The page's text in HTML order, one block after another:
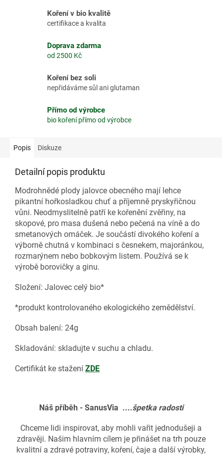
Koření v bio kvalitě
certifikace a kvalita
Doprava zdarma
od 2500 Kč
Koření bez soli
nepřidáváme sůl ani glutaman
Přímo od výrobce
bio koření přímo od výrobce
Popis Diskuze
Detailní popis produktu
Modrohnědé plody jalovce obecného mají lehce
pikantní hořkosladkou chuť a příjemně pryskyřičnou
vůni. Neodmyslitelně patří ke kořenění zvěřiny, na
skopové, pro masa dušená nebo pečená na víně a do
smetanových omáček. Je součástí divokého koření a
výborně chutná v kombinaci s česnekem, majoránkou,
rozmarýnem nebo bobkovým listem. Používá se k
výrobě borovičky a ginu.
Složení: Jalovec celý bio*
*produkt kontrolovaného ekologického zemědělství.
Obsah balení: 24g
Skladování: skladujte v suchu a chladu.
Certifikát ke stažení ZDE
Náš příběh - SanusVia ....špetka radosti
Chceme lidi inspirovat, aby mohli vařit jednodušeji a
zdravěji. Našim hlavním cílem je přinášet na trh pouze
kvalitní a zdravé potraviny, koření, čaje a další výrobky,